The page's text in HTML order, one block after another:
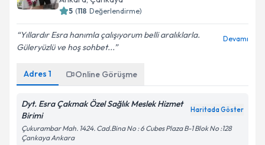
Ankara,Çankaya
( Değerlendirme)
Yıllardır Esra hanımla çalışıyorum belli aralıklarla.
Güleryüzlü ve hoş sohbet...
Adres 1 Online Görüşme
Dyt. Esra Çakmak Özel Sağlık Meslek Hizmet
Birimi
Çukurambar Mah. 1424. Cad.Bina No : 6 Cubes Plaza B-1 Blok No :128